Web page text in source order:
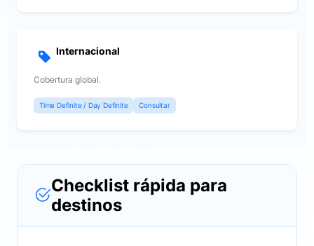
Internacional
Cobertura global.
Time Definite / Day Definite Consultar
Checklist rápida para
destinos